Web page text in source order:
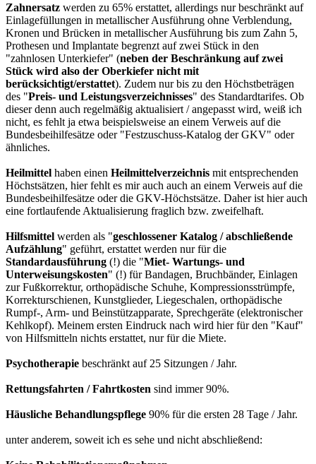
Zahnersatz werden zu 65% erstattet, allerdings nur beschränkt auf
Einlagefüllungen in metallischer Ausführung ohne Verblendung,
Kronen und Brücken in metallischer Ausführung bis zum Zahn 5,
Prothesen und Implantate begrenzt auf zwei Stück in den
"zahnlosen Unterkiefer" (neben der Beschränkung auf zwei
Stück wird also der Oberkiefer nicht mit
berücksichtigt/erstattet). Zudem nur bis zu den Höchstbeträgen
des "Preis- und Leistungsverzeichnisses" des Standardtarifes. Ob
dieser denn auch regelmäßig aktualisiert / angepasst wird, weiß ich
nicht, es fehlt ja etwa beispielsweise an einem Verweis auf die
Bundesbeihilfesätze oder "Festzuschuss-Katalog der GKV" oder
ähnliches.
Heilmittel haben einen Heilmittelverzeichnis mit entsprechenden
Höchstsätzen, hier fehlt es mir auch auch an einem Verweis auf die
Bundesbeihilfesätze oder die GKV-Höchstsätze. Daher ist hier auch
eine fortlaufende Aktualisierung fraglich bzw. zweifelhaft.
Hilfsmittel werden als "geschlossener Katalog / abschließende
Aufzählung" geführt, erstattet werden nur für die
Standardausführung (!) die "Miet- Wartungs- und
Unterweisungskosten" (!) für Bandagen, Bruchbänder, Einlagen
zur Fußkorrektur, orthopädische Schuhe, Kompressionsstrümpfe,
Korrekturschienen, Kunstglieder, Liegeschalen, orthopädische
Rumpf-, Arm- und Beinstützapparate, Sprechgeräte (elektronischer
Kehlkopf). Meinem ersten Eindruck nach wird hier für den "Kauf"
von Hilfsmitteln nichts erstattet, nur für die Miete.
Psychotherapie beschränkt auf 25 Sitzungen / Jahr.
Rettungsfahrten / Fahrtkosten sind immer 90%.
Häusliche Behandlungspflege 90% für die ersten 28 Tage / Jahr.
unter anderem, soweit ich es sehe und nicht abschließend: